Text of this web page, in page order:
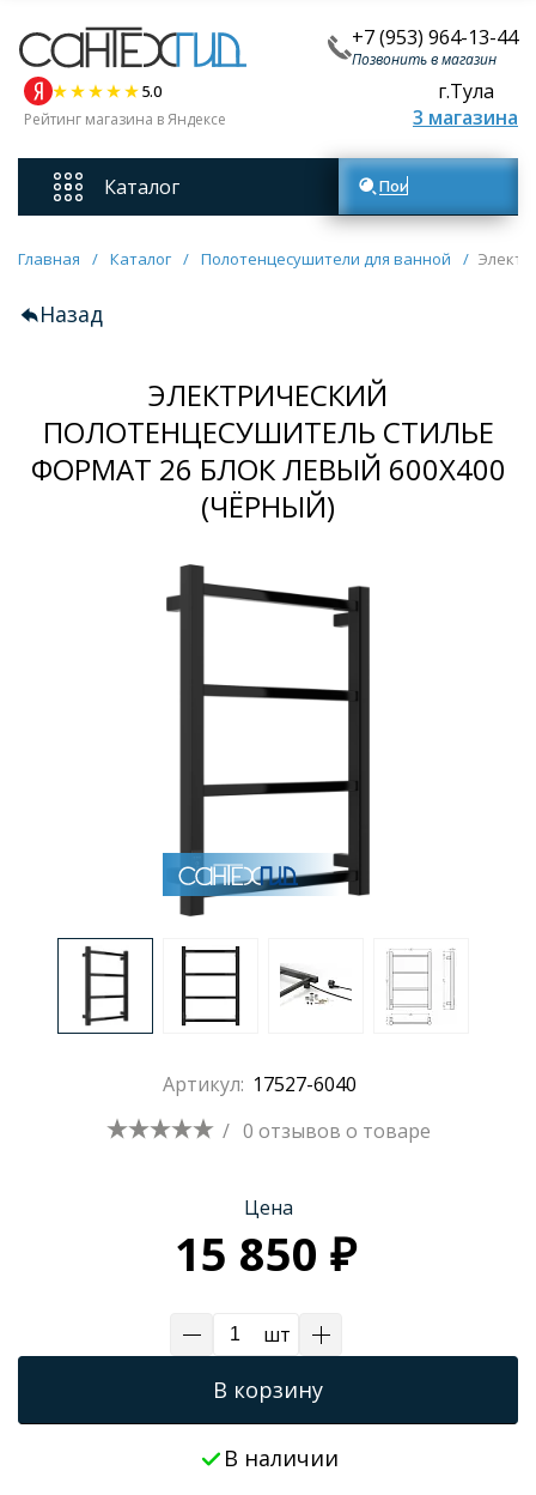
+7 (953) 964-13-44
Позвонить в магазин
5.0
Рейтинг магазина в Яндексе
г.Тула
3 магазина
Каталог
Смесители
Унитазы
Мебель для ванных комнат
Ванны
Раковины
Душевые поддоны
Душевые уголки и ограждения
Трапы для душевых
Поиск товаров
Главная / Каталог / Полотенцесушители для ванной /
Назад
ЭЛЕКТРИЧЕСКИЙ
ПОЛОТЕНЦЕСУШИТЕЛЬ СТИЛЬЕ
ФОРМАТ 26 БЛОК ЛЕВЫЙ 600Х400
(ЧЁРНЫЙ)
Артикул: 17527-6040
/ 0 отзывов о товаре
Цена
15 850 ₽
шт
В корзину
В наличии